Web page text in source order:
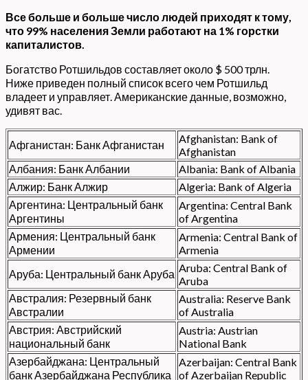
Все больше и больше число людей приходят к тому,
что 99% населения Земли работают на 1% горстки
капиталистов.
Богатство Ротшильдов составляет около $ 500 трлн.
Ниже приведен полный список всего чем Ротшильд
владеет и управляет. Американские данные, возможно,
удивят вас.
Афганистан: Банк Афганистан
Afghanistan: Bank of
Afghanistan
Албания: Банк Албании
Albania: Bank of Albania
Алжир: Банк Алжир
Algeria: Bank of Algeria
Аргентина: Центральный банк
Аргентины
Argentina: Central Bank
of Argentina
Армения: Центральный банк
Армении
Armenia: Central Bank of
Armenia
Аруба: Центральный банк Аруба Aruba: Central Bank of
Aruba
Австралия: Резервный банк
Австралии
Australia: Reserve Bank
of Australia
Австрия: Австрийский
национальный банк
Austria: Austrian
National Bank
Азербайджана: Центральный
банк Азербайджана Республика
Azerbaijan: Central Bank
of Azerbaijan Republic